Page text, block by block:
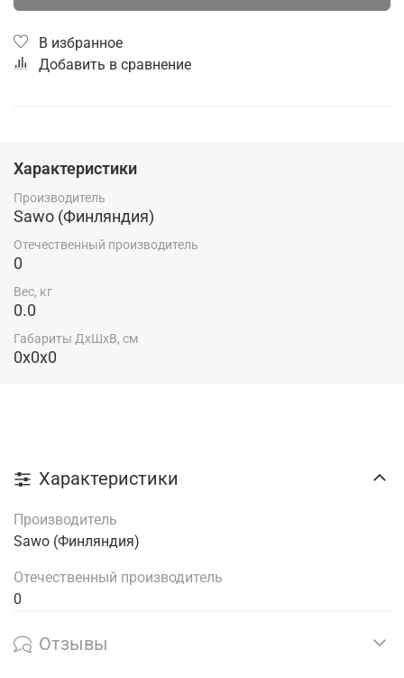
В избранное
Добавить в сравнение
Характеристики
Производитель
Sawo (Финляндия)
Отечественный производитель
0
Вес, кг
0.0
Габариты ДхШхВ, см
0x0x0
Характеристики
Производитель
Sawo (Финляндия)
Отечественный производитель
0
Отзывы